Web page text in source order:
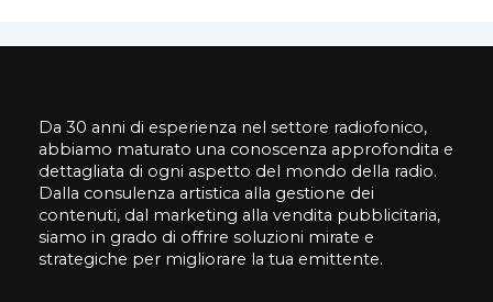
Da 30 anni di esperienza nel settore radiofonico,
abbiamo maturato una conoscenza approfondita e
dettagliata di ogni aspetto del mondo della radio.
Dalla consulenza artistica alla gestione dei
contenuti, dal marketing alla vendita pubblicitaria,
siamo in grado di offrire soluzioni mirate e
strategiche per migliorare la tua emittente.